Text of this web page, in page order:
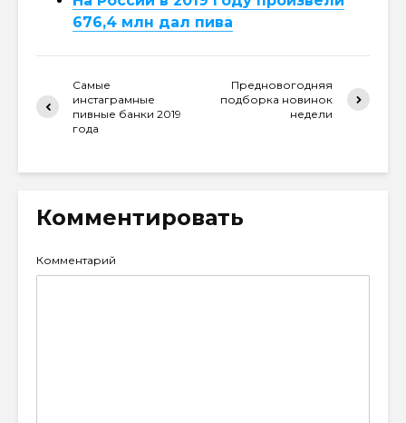
676,4 млн дал пива
Самые
инстаграмные
пивные банки 2019
года
Предновогодняя
подборка новинок
недели
Комментировать
Комментарий